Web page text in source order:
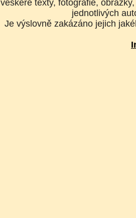
veškeré texty, fotografie,
jednotlivých
Je výslovně zakázáno jejich